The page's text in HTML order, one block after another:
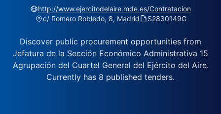
http://www.ejercitodelaire.mde.es/Contratacion
c/ Romero Robledo, 8, Madrid
S2830149G
Discover public procurement opportunities from
Jefatura de la Sección Económico Administrativa 15
Agrupación del Cuartel General del Ejército del Aire.
Currently has 8 published tenders.